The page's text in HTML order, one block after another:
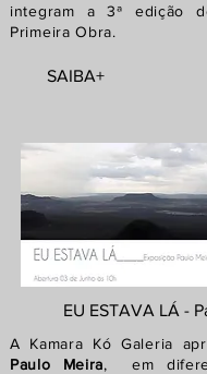
integram a 3ª edição
Primeira Obra.
SAIBA+
EU ESTAVA LÁ -
A Kamara Kó Galeria
Paulo Meira, em